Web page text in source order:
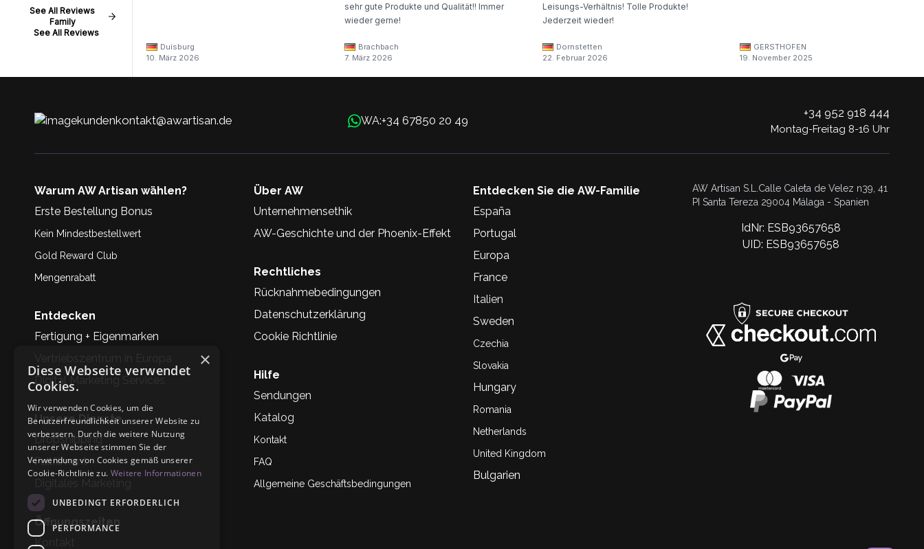
See All Reviews
Family
See All Reviews
Duisburg
10. März 2026
sehr gute Produkte und Qualität!! Immer
wieder gerne!
Brachbach
7. März 2026
Leisungs-Verhältnis! Tolle Produkte!
Jederzeit wieder!
Dornstetten
22. Februar 2026
GERSTHOFEN
19. November 2025
kundenkontakt@awartisan.de WA:+34 67850 20 49
+34 952 918 444
Montag-Freitag 8-16 Uhr
Warum AW Artisan wählen?
Erste Bestellung Bonus
Kein Mindestbestellwert
Gold Reward Club
Mengenrabatt
Entdecken
Fertigung + Eigenmarken
Vertriebszentrum in Europa
Digital Marketing Services
Unsere Dienste
Dropshipping
Fullfilment
Digitales Marketing
Öffnungszeiten
Kontakt
Über AW
Unternehmensethik
AW-Geschichte und der Phoenix-Effekt
Rechtliches
Rücknahmebedingungen
Datenschutzerklärung
Cookie Richtlinie
Hilfe
Sendungen
Katalog
Kontakt
FAQ
Allgemeine Geschäftsbedingungen
Entdecken Sie die AW-Familie
España
Portugal
Europa
France
Italien
Sweden
Czechia
Slovakia
Hungary
Romania
Netherlands
United Kingdom
Bulgarien
AW Artisan S.L.Calle Caleta de Velez n39, 41
PI Santa Tereza 29004 Málaga - Spanien
IdNr: ESB93657658
UID: ESB93657658
×
Diese Webseite verwendet
Cookies.
Wir verwenden Cookies, um die
Benutzerfreundlichkeit unserer Website zu
verbessern. Durch die weitere Nutzung
unserer Webseite stimmen Sie der
Verwendung von Cookies gemäß unserer
Cookie-Richtlinie zu. Weitere Informationen
UNBEDINGT ERFORDERLICH
PERFORMANCE